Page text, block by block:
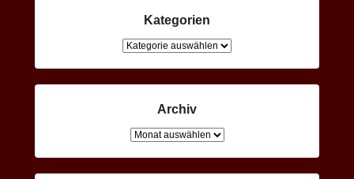
Kategorien
Kategorien
Archiv
Archiv